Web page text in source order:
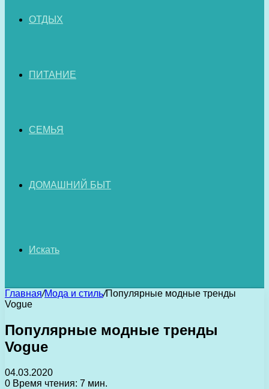
ОТДЫХ
ПИТАНИЕ
СЕМЬЯ
ДОМАШНИЙ БЫТ
Искать
Главная/Мода и стиль/Популярные модные тренды
Vogue
Популярные модные тренды
Vogue
04.03.2020
0 Время чтения: 7 мин.